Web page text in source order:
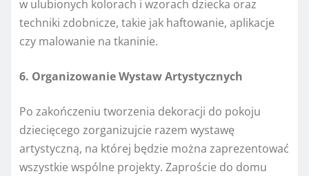
w ulubionych kolorach i wzorach dziecka oraz
techniki zdobnicze, takie jak haftowanie, aplikacje
czy malowanie na tkaninie.
6. Organizowanie Wystaw Artystycznych
Po zakończeniu tworzenia dekoracji do pokoju
dziecięcego zorganizujcie razem wystawę
artystyczną, na której będzie można zaprezentować
wszystkie wspólne projekty. Zaproście do domu